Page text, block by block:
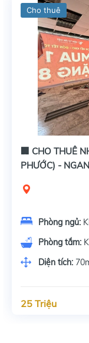
Cho thuê
🏢 CHO THUÊ
PHƯỚC) -
Phòng ngủ:
Phòng tắm:
Diện tích:
25 Triệu